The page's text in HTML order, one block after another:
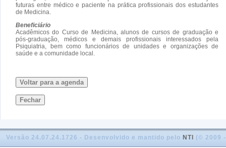
futuras entre médico e paciente na prática profissionais dos estudantes
de Medicina.
Beneficiário
Acadêmicos do Curso de Medicina, alunos de cursos de graduação e
pós-graduação, médicos e demais profissionais interessados pela
Psiquiatria, bem como funcionários de unidades e organizações de
saúde e a comunidade local.
Voltar para a agenda
Fechar
Versão 24.07.24.1726 - Desenvolvido e mantido pelo NTI (© 2009 -